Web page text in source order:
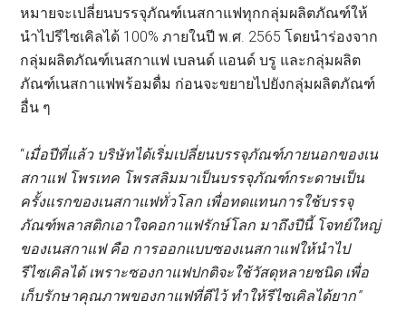
หมายจะเปลี่ยนบรรจุภัณฑ์เนสกาแฟทุกกลุ่มผลิตภัณฑ์ให้
นำไปรีไซเคิลได้ 100% ภายในปี พ.ศ. 2565 โดยนำร่องจาก
กลุ่มผลิตภัณฑ์เนสกาแฟ เบลนด์ แอนด์ บรู และกลุ่มผลิต
ภัณฑ์เนสกาแฟพร้อมดื่ม ก่อนจะขยายไปยังกลุ่มผลิตภัณฑ์
อื่น ๆ
“เมื่อปีที่แล้ว บริษัทได้เริ่มเปลี่ยนบรรจุภัณฑ์ภายนอกของเน
สกาแฟ โพรเทค โพรสลิมมาเป็นบรรจุภัณฑ์กระดาษเป็น
ครั้งแรกของเนสกาแฟทั่วโลก เพื่อทดแทนการใช้บรรจุ
ภัณฑ์พลาสติกเอาใจคอกาแฟรักษ์โลก มาถึงปีนี้ โจทย์ใหญ่
ของเนสกาแฟ คือ การออกแบบซองเนสกาแฟให้นำไป
รีไซเคิลได้ เพราะซองกาแฟปกติจะใช้วัสดุหลายชนิด เพื่อ
เก็บรักษาคุณภาพของกาแฟที่ดีไว้ ทำให้รีไซเคิลได้ยาก”